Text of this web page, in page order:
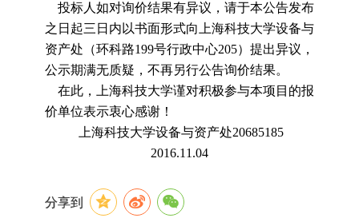
投标人如对询价结果有异议，请于本公告发布
之日起三日内以书面形式向上海科技大学设备与
资产处（环科路199号行政中心205）提出异议，
公示期满无质疑，不再另行公告询价结果。
在此，上海科技大学谨对积极参与本项目的报
价单位表示衷心感谢！
上海科技大学设备与资产处20685185
2016.11.04
分享到